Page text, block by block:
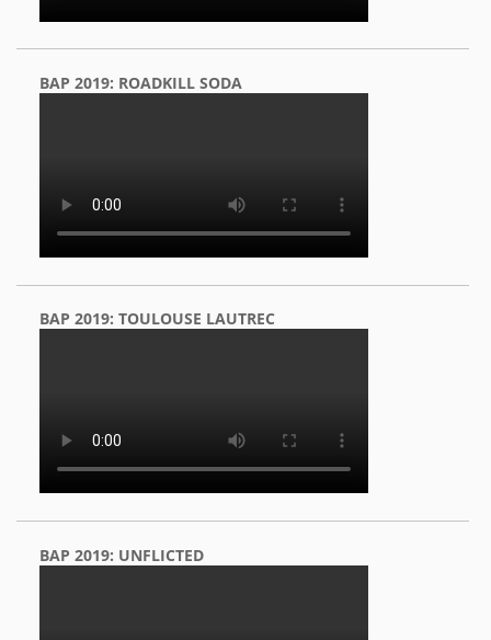
BAP 2019: ROADKILL SODA
BAP 2019: TOULOUSE LAUTREC
BAP 2019: UNFLICTED